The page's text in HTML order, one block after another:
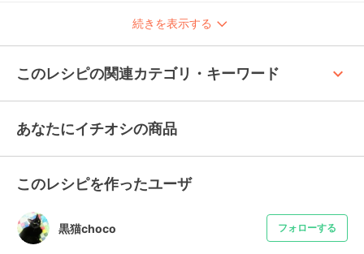
続きを表示する
このレシピの関連カテゴリ・キーワード keyboard_arrow_up
あなたにイチオシの商品
このレシピを作ったユーザ
黒猫choco フォローする